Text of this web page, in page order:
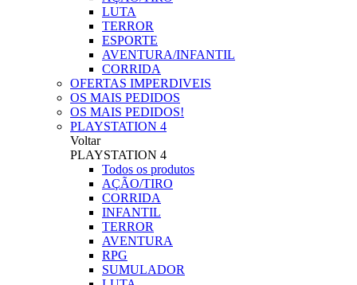
LUTA
TERROR
ESPORTE
AVENTURA/INFANTIL
CORRIDA
OFERTAS IMPERDIVEIS
OS MAIS PEDIDOS
OS MAIS PEDIDOS!
PLAYSTATION 4
Voltar
PLAYSTATION 4
Todos os produtos
AÇÃO/TIRO
CORRIDA
INFANTIL
TERROR
AVENTURA
RPG
SUMULADOR